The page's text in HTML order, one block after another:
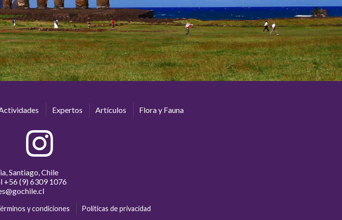
Expertos Artículos Flora y Fauna
Santiago, Chile
+56 (9) 6309 1076
y condiciones Políticas de privacidad